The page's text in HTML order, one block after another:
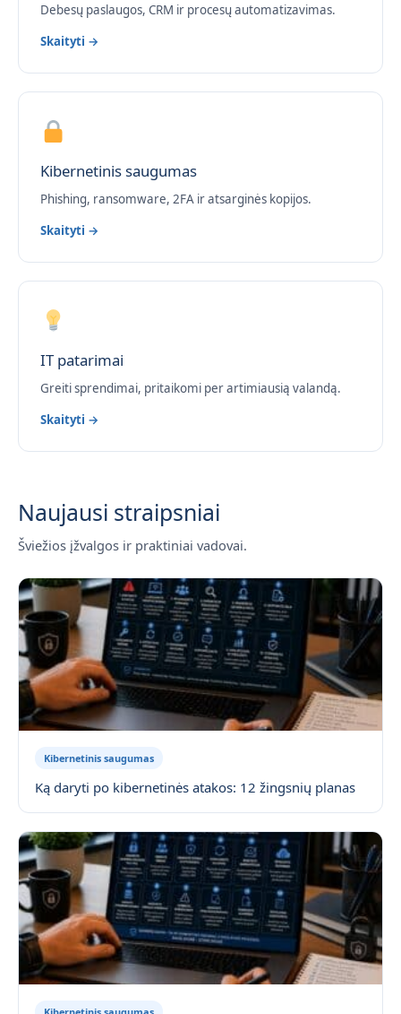
Debesų paslaugos, CRM ir procesų automatizavimas.
Skaityti →
Kibernetinis saugumas
Phishing, ransomware, 2FA ir atsarginės kopijos.
Skaityti →
IT patarimai
Greiti sprendimai, pritaikomi per artimiausią valandą.
Skaityti →
Naujausi straipsniai
Šviežios įžvalgos ir praktiniai vadovai.
Kibernetinis saugumas
Ką daryti po kibernetinės atakos: 12 žingsnių planas